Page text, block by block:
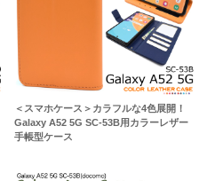
＜スマホケース＞カラフルな4色展開！
Galaxy A52 5G SC-53B用カラーレザー
手帳型ケース